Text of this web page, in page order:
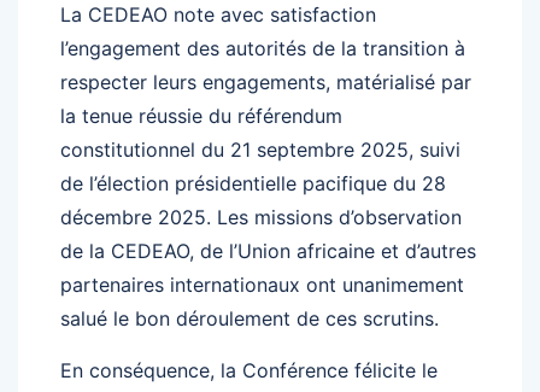
La CEDEAO note avec satisfaction
l’engagement des autorités de la transition à
respecter leurs engagements, matérialisé par
la tenue réussie du référendum
constitutionnel du 21 septembre 2025, suivi
de l’élection présidentielle pacifique du 28
décembre 2025. Les missions d’observation
de la CEDEAO, de l’Union africaine et d’autres
partenaires internationaux ont unanimement
salué le bon déroulement de ces scrutins.
En conséquence, la Conférence félicite le